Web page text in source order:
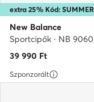
extra 25% Kód: SUMMER
New Balance
39 990 Ft
Szponzorált